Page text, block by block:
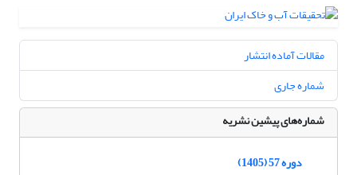
مقالات آماده انتشار
شماره جاری
شماره‌های پیشین نشریه
دوره 57 (1405)